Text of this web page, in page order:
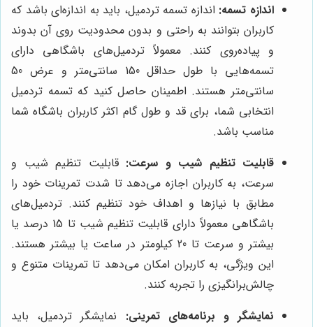
اندازه تسمه: اندازه تسمه تردمیل، باید به اندازه‌ای باشد که
کاربران بتوانند به راحتی و بدون محدودیت روی آن بدوند
و پیاده‌روی کنند. معمولاً تردمیل‌های باشگاهی دارای
تسمه‌هایی با طول حداقل 150 سانتی‌متر و عرض 50
سانتی‌متر هستند. اطمینان حاصل کنید که تسمه تردمیل
انتخابی شما، برای قد و طول گام اکثر کاربران باشگاه شما
مناسب باشد.
قابلیت تنظیم شیب و سرعت: قابلیت تنظیم شیب و
سرعت، به کاربران اجازه می‌دهد تا شدت تمرینات خود را
مطابق با نیازها و اهداف خود تنظیم کنند. تردمیل‌های
باشگاهی معمولاً دارای قابلیت تنظیم شیب تا 15 درصد یا
بیشتر و سرعت تا 20 کیلومتر در ساعت یا بیشتر هستند.
این ویژگی، به کاربران امکان می‌دهد تا تمرینات متنوع و
چالش‌برانگیزی را تجربه کنند.
نمایشگر و برنامه‌های تمرینی: نمایشگر تردمیل، باید